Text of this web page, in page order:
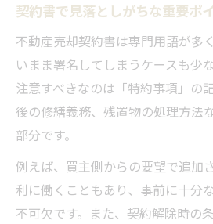
契約書で見落としがちな重要ポ
不動産売却契約書は専門用語が多
いまま署名してしまうケースも少
注意すべきなのは「特約事項」の
後の修繕義務、残置物の処理方法
部分です。
例えば、買主側からの要望で追加
利に働くこともあり、事前に十分
不可欠です。また、契約解除時の